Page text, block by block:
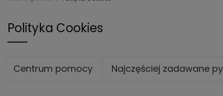
Polityka Cookies
Centrum pomocy Najczęściej zadawane